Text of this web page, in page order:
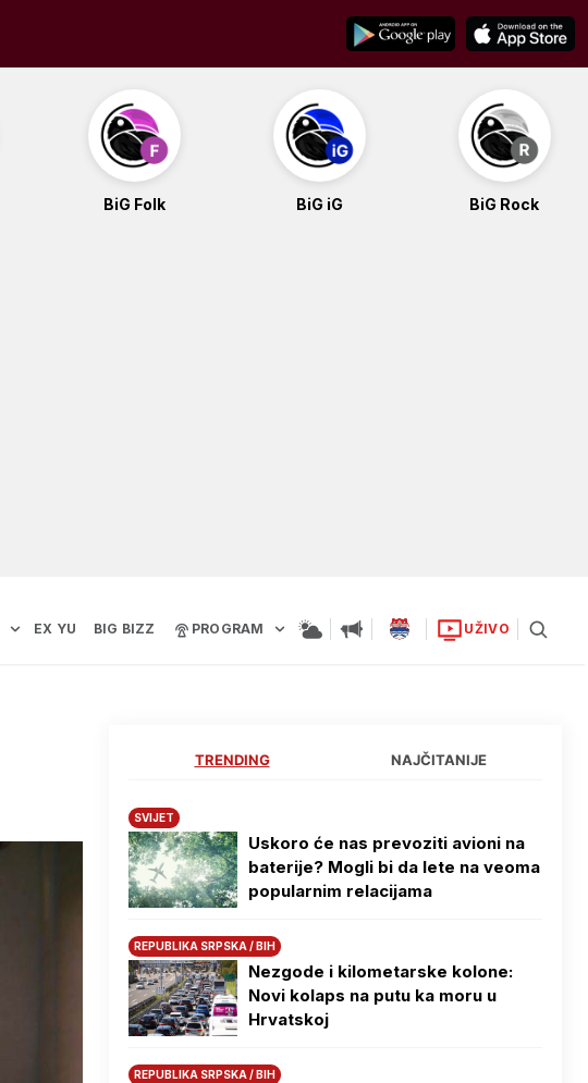
BiG Folk BiG iG BiG Rock
EX YU BIG BIZZ PROGRAM UŽIVO
TRENDING NAJČITANIJE
SVIJET
Uskoro će nas prevoziti avioni na
baterije? Mogli bi da lete na veoma
popularnim relacijama
REPUBLIKA SRPSKA / BIH
Nezgode i kilometarske kolone:
Novi kolaps na putu ka moru u
Hrvatskoj
REPUBLIKA SRPSKA / BIH